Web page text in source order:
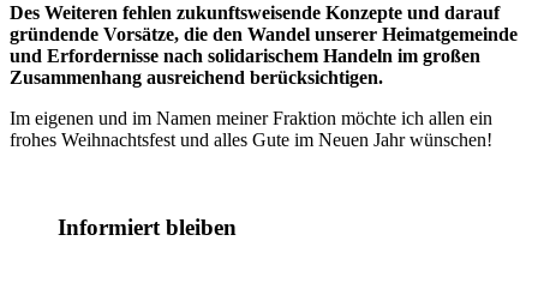
Des Weiteren fehlen zukunftsweisende Konzepte und darauf
gründende Vorsätze, die den Wandel unserer Heimatgemeinde
und Erfordernisse nach solidarischem Handeln im großen
Zusammenhang ausreichend berücksichtigen.
Im eigenen und im Namen meiner Fraktion möchte ich allen ein
frohes Weihnachtsfest und alles Gute im Neuen Jahr wünschen!
Informiert bleiben